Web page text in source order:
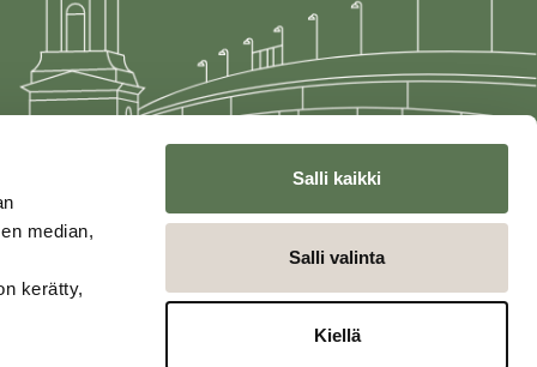
median,
kerätty,
Salli kaikki
Salli valinta
Kiellä